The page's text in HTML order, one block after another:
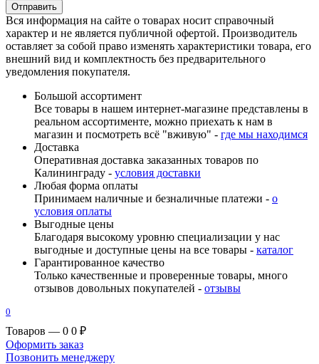
Вся информация на сайте о товарах носит справочный
характер и не является публичной офертой. Производитель
оставляет за собой право изменять характеристики товара, его
внешний вид и комплектность без предварительного
уведомления покупателя.
Большой ассортимент
Все товары в нашем интернет-магазине представлены в
реальном ассортименте, можно приехать к нам в
магазин и посмотреть всё "вживую" - где мы находимся
Доставка
Оперативная доставка заказанных товаров по
Калининграду - условия доставки
Любая форма оплаты
Принимаем наличные и безналичные платежи - о
условия оплаты
Выгодные цены
Благодаря высокому уровню специализации у нас
выгодные и доступные цены на все товары - каталог
Гарантированное качество
Только качественные и проверенные товары, много
отзывов довольных покупателей - отзывы
0
Товаров — 0 0 ₽
Оформить заказ
Позвонить менеджеру